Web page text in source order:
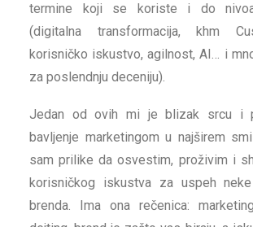
termine koji se koriste i do
(digitalna transformacija, khm
korisničko iskustvo, agilnost, AI… i
za poslendnju deceniju).
Jedan od ovih mi je blizak srcu i
bavljenje marketingom u najširem
sam prilike da osvestim, proživim i
korisničkog iskustva za uspeh
brenda. Ima ona rečenica: